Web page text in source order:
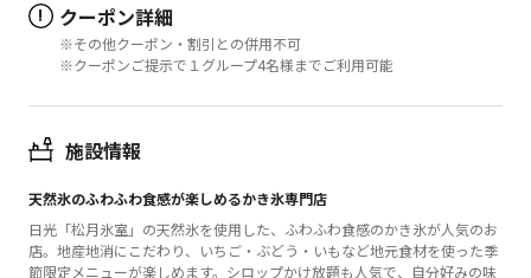
! クーポン詳細
※その他クーポン・割引との併用不可
※クーポンご提示で１グループ4名様までご利用可能
施設情報
天然氷のふわふわ食感が楽しめるかき氷専門店
日光「松月氷室」の天然氷を使用した、ふわふわ食感のかき氷が人気のお
店。地産地消にこだわり、いちご・ぶどう・いもなど地元食材を使った季
節限定メニューが楽しめます。シロップかけ放題も人気で、自分好みの味